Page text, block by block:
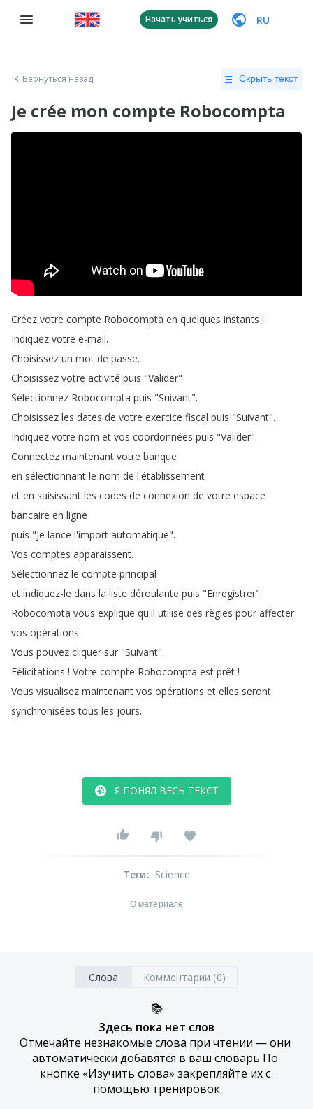
Начать учиться RU
Вернуться назад Скрыть текст
Je crée mon compte Robocompta
Créez votre compte Robocompta en quelques instants !
Indiquez votre e-mail.
Choisissez un mot de passe.
Choisissez votre activité puis "Valider"
Sélectionnez Robocompta puis "Suivant".
Choisissez les dates de votre exercice fiscal puis "Suivant".
Indiquez votre nom et vos coordonnées puis "Valider".
Connectez maintenant votre banque
en sélectionnant le nom de l'établissement
et en saisissant les codes de connexion de votre espace
bancaire en ligne
puis "Je lance l'import automatique".
Vos comptes apparaissent.
Sélectionnez le compte principal
et indiquez-le dans la liste déroulante puis "Enregistrer".
Robocompta vous explique qu'il utilise des règles pour affecter
vos opérations.
Vous pouvez cliquer sur "Suivant".
Félicitations ! Votre compte Robocompta est prêt !
Vous visualisez maintenant vos opérations et elles seront
synchronisées tous les jours.
Я ПОНЯЛ ВЕСЬ ТЕКСТ
Теги: Science
О материале
Слова Комментарии (0)
📚
Здесь пока нет слов
Отмечайте незнакомые слова при чтении — они
автоматически добавятся в ваш словарь По
кнопке «Изучить слова» закрепляйте их с
помощью тренировок